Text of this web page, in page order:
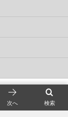
検索
次へ